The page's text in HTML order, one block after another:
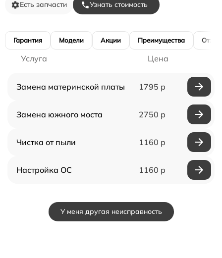
Есть запчасти Узнать стоимость
Гарантия Модели Акции Преимущества
Услуга Цена
Замена материнской платы 1795 р
Замена южного моста 2750 р
Чистка от пыли 1160 р
Настройка ОС 1160 р
У меня другая неисправность